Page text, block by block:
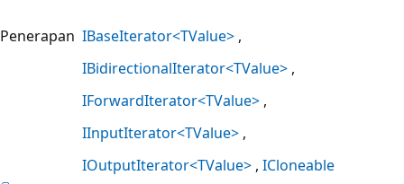
Penerapan IBaseIterator<TValue>
IBidirectionalIterator<TValue>
IForwardIterator<TValue>
IInputIterator<TValue>
IOutputIterator<TValue> ICloneable